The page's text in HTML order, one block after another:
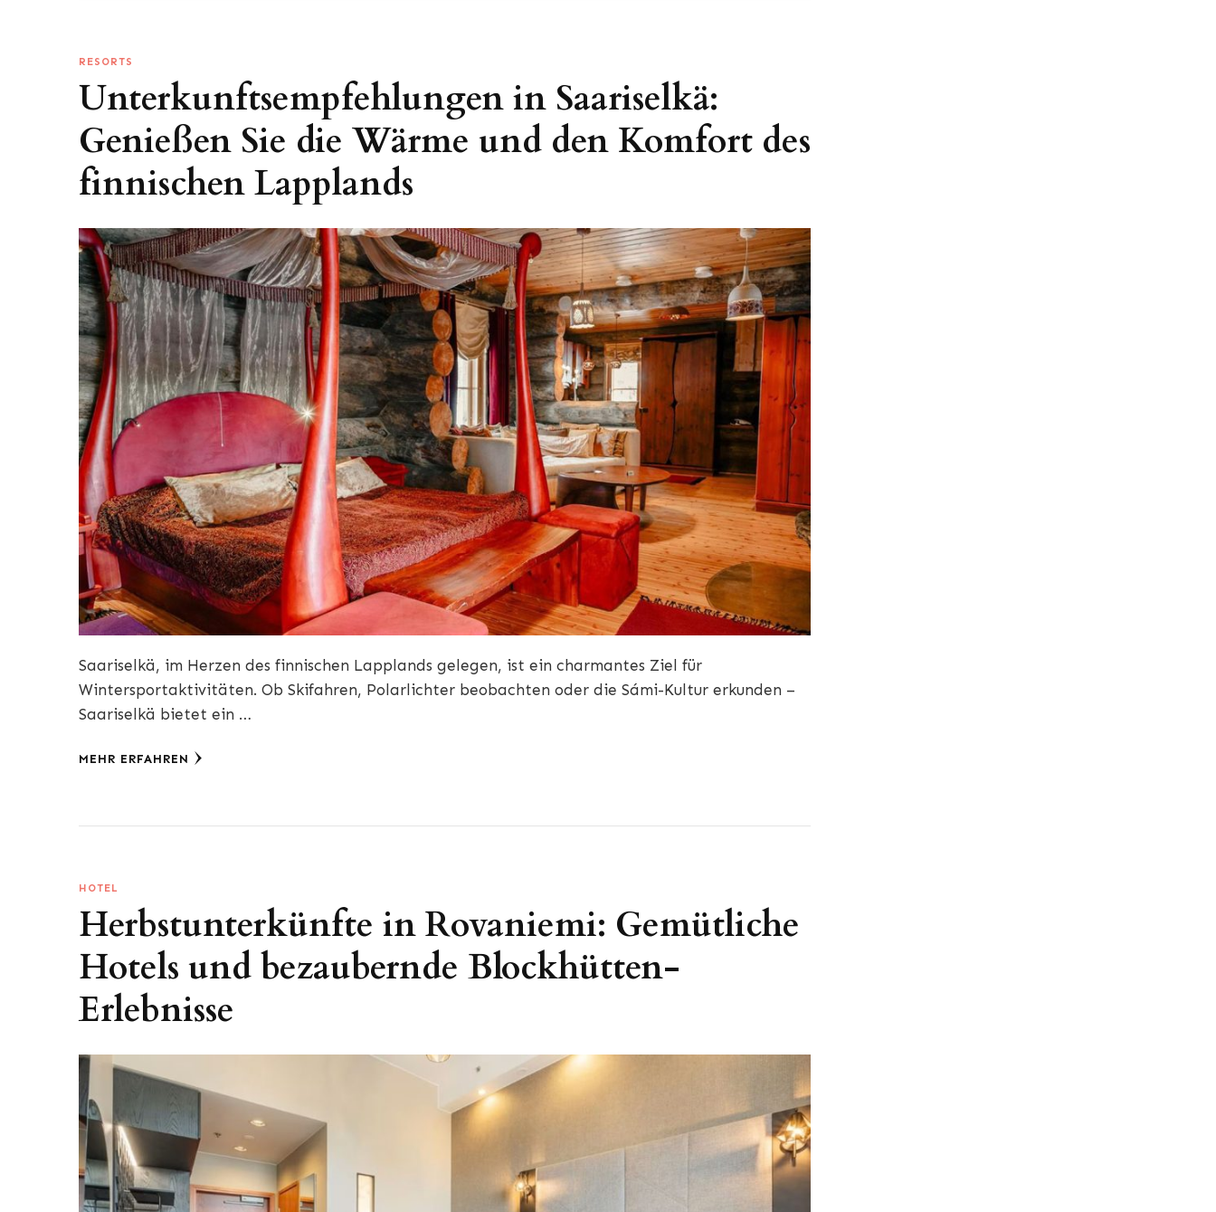
RESORTS
Unterkunftsempfehlungen in Saariselkä:
Genießen Sie die Wärme und den Komfort des
finnischen Lapplands
Saariselkä, im Herzen des finnischen Lapplands gelegen, ist ein charmantes Ziel für
Wintersportaktivitäten. Ob Skifahren, Polarlichter beobachten oder die Sámi-Kultur erkunden –
Saariselkä bietet ein …
MEHR ERFAHREN
HOTEL
Herbstunterkünfte in Rovaniemi: Gemütliche
Hotels und bezaubernde Blockhütten-
Erlebnisse